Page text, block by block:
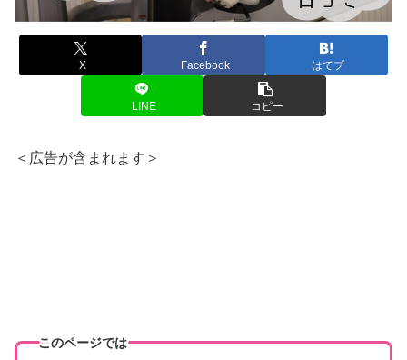
X Facebook はてブ
LINE コピー
＜広告が含まれます＞
このページでは